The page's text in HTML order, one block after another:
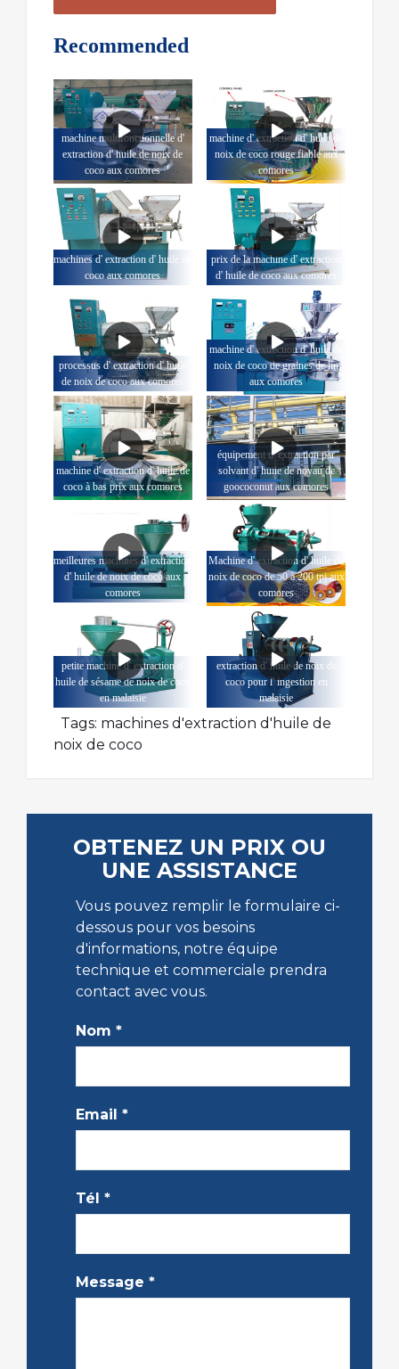
Recommended
machine multifonctionnelle d'
extraction d' huile de noix de
coco aux comores
machine d' extraction d' huile de
noix de coco rouge fiable aux
comores
machines d' extraction d' huile de
coco aux comores
prix de la machine d' extraction
d' huile de coco aux comores
processus d' extraction d' huile
de noix de coco aux comores
machine d' extraction d' huile de
noix de coco de graines de lin
aux comores
machine d' extraction d' huile de
coco à bas prix aux comores
équipement d' extraction par
solvant d' huile de noyau de
goococonut aux comores
meilleures machines d' extraction
d' huile de noix de coco aux
comores
Machine d' extraction d' huile de
noix de coco de 50 à 200 tpj aux
comores
petite machine d' extraction d'
huile de sésame de noix de coco
en malaisie
extraction d' huile de noix de
coco pour l' ingestion en
malaisie
Tags: machines d'extraction d'huile de
noix de coco
OBTENEZ UN PRIX OU
UNE ASSISTANCE
Vous pouvez remplir le formulaire ci-
dessous pour vos besoins
d'informations, notre équipe
technique et commerciale prendra
contact avec vous.
Nom *
Email *
Tél *
Message *